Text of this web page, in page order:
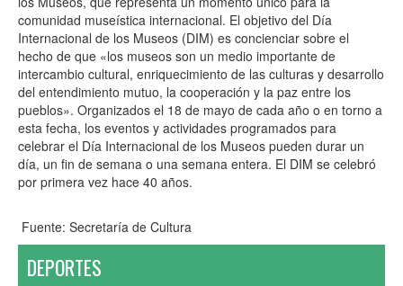
comunidad museística internacional. El objetivo del Día
Internacional de los Museos (DIM) es concienciar sobre el
hecho de que «los museos son un medio importante de
intercambio cultural, enriquecimiento de las culturas y desarrollo
del entendimiento mutuo, la cooperación y la paz entre los
pueblos». Organizados el 18 de mayo de cada año o en torno a
esta fecha, los eventos y actividades programados para
celebrar el Día Internacional de los Museos pueden durar un
día, un fin de semana o una semana entera. El DIM se celebró
por primera vez hace 40 años.
Fuente: Secretaría de Cultura
DEPORTES